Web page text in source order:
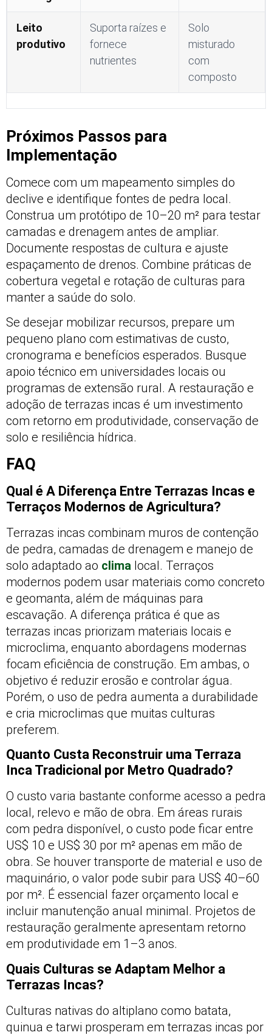
Leito
produtivo
Suporta raízes e
fornece
nutrientes
Solo
misturado
com
composto
Próximos Passos para
Implementação
Comece com um mapeamento simples do
declive e identifique fontes de pedra local.
Construa um protótipo de 10–20 m² para testar
camadas e drenagem antes de ampliar.
Documente respostas de cultura e ajuste
espaçamento de drenos. Combine práticas de
cobertura vegetal e rotação de culturas para
manter a saúde do solo.
Se desejar mobilizar recursos, prepare um
pequeno plano com estimativas de custo,
cronograma e benefícios esperados. Busque
apoio técnico em universidades locais ou
programas de extensão rural. A restauração e
adoção de terrazas incas é um investimento
com retorno em produtividade, conservação de
solo e resiliência hídrica.
FAQ
Qual é A Diferença Entre Terrazas Incas e
Terraços Modernos de Agricultura?
Terrazas incas combinam muros de contenção
de pedra, camadas de drenagem e manejo de
solo adaptado ao clima local. Terraços
modernos podem usar materiais como concreto
e geomanta, além de máquinas para
escavação. A diferença prática é que as
terrazas incas priorizam materiais locais e
microclima, enquanto abordagens modernas
focam eficiência de construção. Em ambas, o
objetivo é reduzir erosão e controlar água.
Porém, o uso de pedra aumenta a durabilidade
e cria microclimas que muitas culturas
preferem.
Quanto Custa Reconstruir uma Terraza
Inca Tradicional por Metro Quadrado?
O custo varia bastante conforme acesso a pedra
local, relevo e mão de obra. Em áreas rurais
com pedra disponível, o custo pode ficar entre
US$ 10 e US$ 30 por m² apenas em mão de
obra. Se houver transporte de material e uso de
maquinário, o valor pode subir para US$ 40–60
por m². É essencial fazer orçamento local e
incluir manutenção anual minimal. Projetos de
restauração geralmente apresentam retorno
em produtividade em 1–3 anos.
Quais Culturas se Adaptam Melhor a
Terrazas Incas?
Culturas nativas do altiplano como batata,
quinua e tarwi prosperam em terrazas incas por